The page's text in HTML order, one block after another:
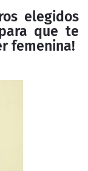
elegidos
que te
femenina!